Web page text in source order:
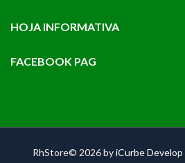
HOJA INFORMATIVA
FACEBOOK PAG
RhStore© 2026 byiCurbe Develop